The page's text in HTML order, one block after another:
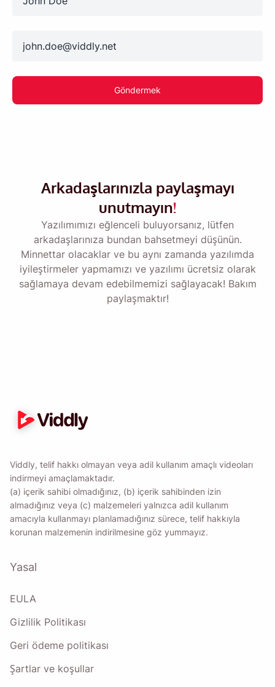
Göndermek
Arkadaşlarınızla paylaşmayı
unutmayın!
Yazılımımızı eğlenceli buluyorsanız, lütfen
arkadaşlarınıza bundan bahsetmeyi düşünün.
Minnettar olacaklar ve bu aynı zamanda yazılımda
iyileştirmeler yapmamızı ve yazılımı ücretsiz olarak
sağlamaya devam edebilmemizi sağlayacak! Bakım
paylaşmaktır!
Viddly, telif hakkı olmayan veya adil kullanım amaçlı videoları
indirmeyi amaçlamaktadır.
(a) içerik sahibi olmadığınız, (b) içerik sahibinden izin
almadığınız veya (c) malzemeleri yalnızca adil kullanım
amacıyla kullanmayı planlamadığınız sürece, telif hakkıyla
korunan malzemenin indirilmesine göz yummayız.
Yasal
EULA
Gizlilik Politikası
Geri ödeme politikası
Şartlar ve koşullar
döndüğünüzde kendinize Viddly'yi indirmeniz
için bir hatırlatıcı gönderin.
Name
Email